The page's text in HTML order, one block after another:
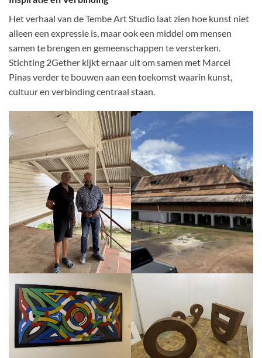
Het verhaal van de Tembe Art Studio laat zien hoe kunst niet
alleen een expressie is, maar ook een middel om mensen
samen te brengen en gemeenschappen te versterken.
Stichting 2Gether kijkt ernaar uit om samen met Marcel
Pinas verder te bouwen aan een toekomst waarin kunst,
cultuur en verbinding centraal staan.